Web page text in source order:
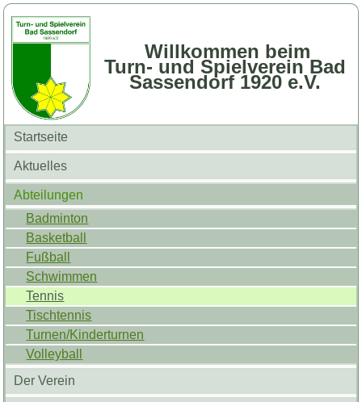
Willkommen beim
Turn- und Spielverein Bad
Sassendorf 1920 e.V.
Startseite
Aktuelles
Abteilungen
Badminton
Basketball
Fußball
Schwimmen
Tennis
Tischtennis
Turnen/Kinderturnen
Volleyball
Der Verein